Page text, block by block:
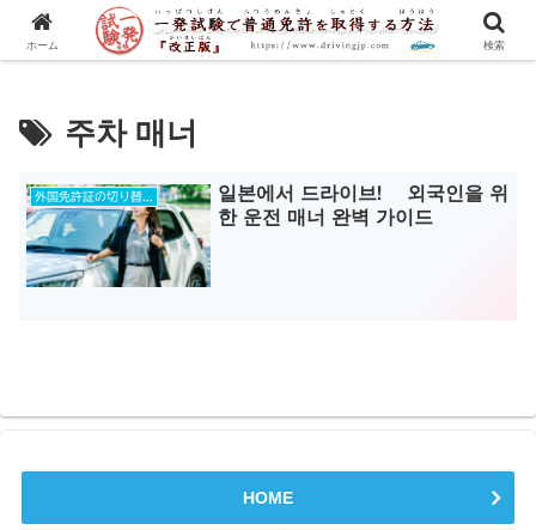
一発試験の流れから合格のコツまで、徹底解説！
주차 매너
外国免許証の切り替え
일본에서 드라이브! 외국인을 위
한 운전 매너 완벽 가이드
HOME
ホーム 検索